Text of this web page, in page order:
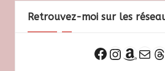
Retrouvez-moi sur les
Facebook
E-mail